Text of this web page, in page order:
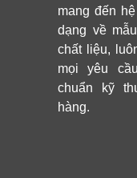
mang đến
dạng về
chất liệu,
mọi yêu
chuẩn kỹ
hàng.